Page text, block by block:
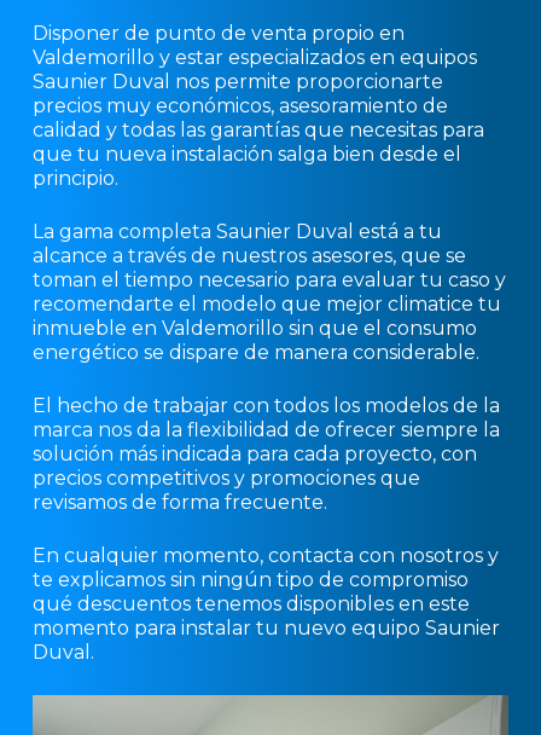
Disponer de punto de venta propio en
Valdemorillo y estar especializados en equipos
Saunier Duval nos permite proporcionarte
precios muy económicos, asesoramiento de
calidad y todas las garantías que necesitas para
que tu nueva instalación salga bien desde el
principio.
La gama completa Saunier Duval está a tu
alcance a través de nuestros asesores, que se
toman el tiempo necesario para evaluar tu caso y
recomendarte el modelo que mejor climatice tu
inmueble en Valdemorillo sin que el consumo
energético se dispare de manera considerable.
El hecho de trabajar con todos los modelos de la
marca nos da la flexibilidad de ofrecer siempre la
solución más indicada para cada proyecto, con
precios competitivos y promociones que
revisamos de forma frecuente.
En cualquier momento, contacta con nosotros y
te explicamos sin ningún tipo de compromiso
qué descuentos tenemos disponibles en este
momento para instalar tu nuevo equipo Saunier
Duval.